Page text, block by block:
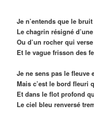
Je n’entends que le
Le chagrin résigné
Ou d’un rocher qui
Et le vague frisson des
Je ne sens pas le fleuve
Mais c’est le bord fleuri
Et dans le flot profond
Le ciel bleu renversé